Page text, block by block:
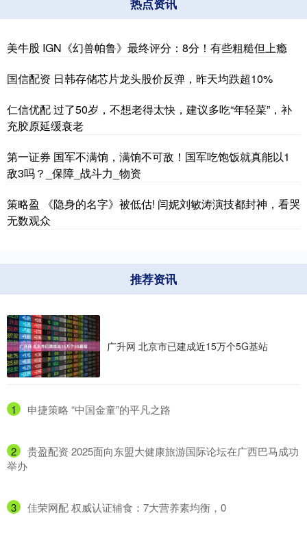
热点资讯
美牛股 IGN《幻兽帕鲁》最终评分：8分！有些粗糙但上瘾
国信配资 日韩存储芯片龙头股价反弹，昨天均跌超10%
仁信优配 过了50岁，不想老得太快，建议多吃“年轻菜”，补
充胶原延缓衰老
第一证券 国军不满饷，满饷不可敌！国军吃饱饭就真能以1
敌3吗？_保障_战斗力_物资
策略盈 《隐身的名字》被低估! 闫妮刘敏涛演技都封神，看哭
无数观众
推荐资讯
广升网 北京市已建成近15万个5G基站
1 ​申捷策略 “中国金童”的平凡之路
2
​贵盈配资 2025面向东盟大健康旅游国际论坛在广西巴马成功
举办
3 ​佳荣网配 权威认证辅食：7大营养素均衡，0